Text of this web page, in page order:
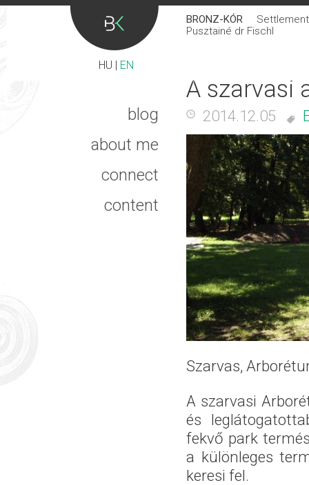
HU | EN
BRONZ-KÓR
Pusztainé dr Fischl
blog
about me
connect
content
A szarvasi
2014.12.05
Szarvas,
A szarvasi
és
fekvő park
a különleges
keresi fel.